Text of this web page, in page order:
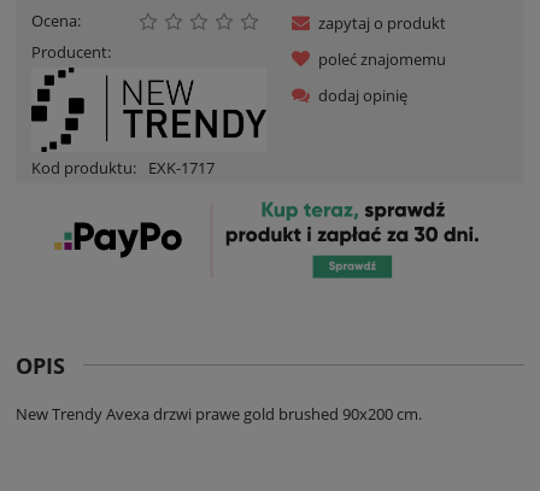
Ocena:
Producent:
Kod produktu: EXK-1717
zapytaj o produkt
poleć znajomemu
dodaj opinię
OPIS
New Trendy Avexa drzwi prawe gold brushed 90x200 cm.